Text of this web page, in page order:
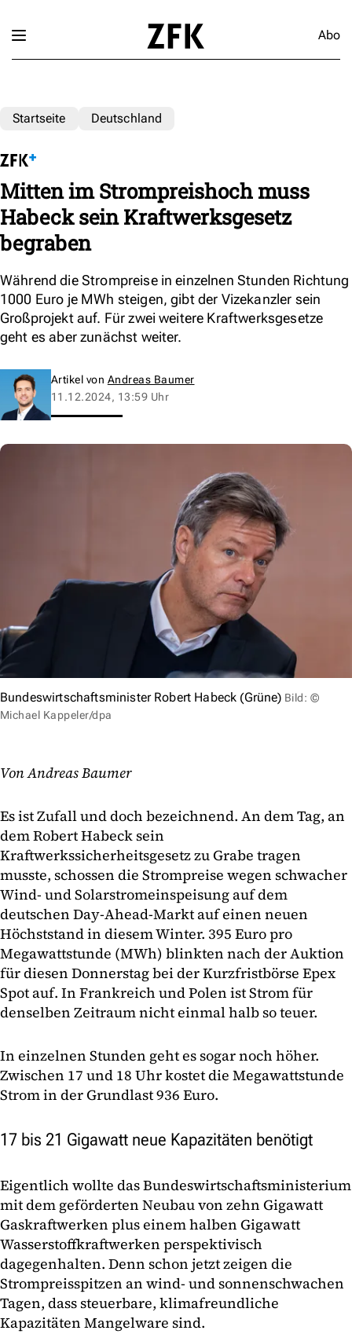
Abo
Startseite Deutschland
Mitten im Strompreishoch muss
Habeck sein Kraftwerksgesetz
begraben
Während die Strompreise in einzelnen Stunden Richtung
1000 Euro je MWh steigen, gibt der Vizekanzler sein
Großprojekt auf. Für zwei weitere Kraftwerksgesetze
geht es aber zunächst weiter.
Artikel von Andreas Baumer
11.12.2024, 13:59 Uhr
Bundeswirtschaftsminister Robert Habeck (Grüne) Bild: ©
Michael Kappeler/dpa
Von Andreas Baumer
Es ist Zufall und doch bezeichnend. An dem Tag, an
dem Robert Habeck sein
Kraftwerkssicherheitsgesetz zu Grabe tragen
musste, schossen die Strompreise wegen schwacher
Wind- und Solarstromeinspeisung auf dem
deutschen Day-Ahead-Markt auf einen neuen
Höchststand in diesem Winter. 395 Euro pro
Megawattstunde (MWh) blinkten nach der Auktion
für diesen Donnerstag bei der Kurzfristbörse Epex
Spot auf. In Frankreich und Polen ist Strom für
denselben Zeitraum nicht einmal halb so teuer.
In einzelnen Stunden geht es sogar noch höher.
Zwischen 17 und 18 Uhr kostet die Megawattstunde
Strom in der Grundlast 936 Euro.
17 bis 21 Gigawatt neue Kapazitäten benötigt
Eigentlich wollte das Bundeswirtschaftsministerium
mit dem geförderten Neubau von zehn Gigawatt
Gaskraftwerken plus einem halben Gigawatt
Wasserstoffkraftwerken perspektivisch
dagegenhalten. Denn schon jetzt zeigen die
Strompreisspitzen an wind- und sonnenschwachen
Tagen, dass steuerbare, klimafreundliche
Kapazitäten Mangelware sind.